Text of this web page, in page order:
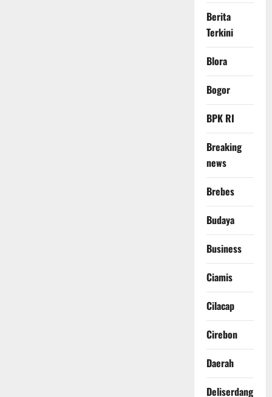
Berita
Terkini
Blora
Bogor
BPK RI
Breaking
news
Brebes
Budaya
Business
Ciamis
Cilacap
Cirebon
Daerah
Deliserdang